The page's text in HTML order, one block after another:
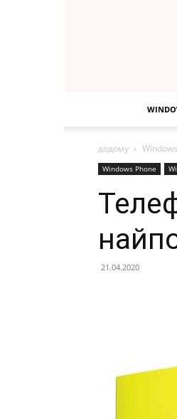
додому
Windows Phone
21.04.2020